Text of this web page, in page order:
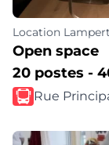
Location
Open space
20 postes -
Rue